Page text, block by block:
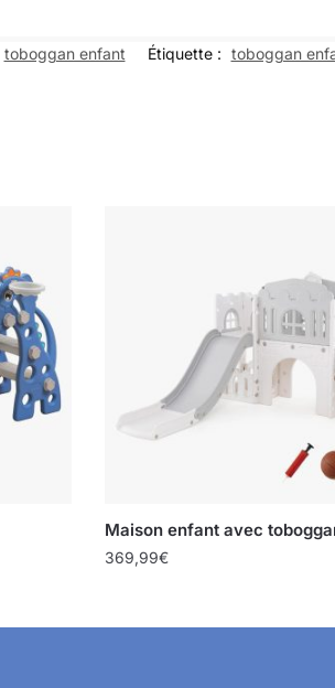
toboggan enfant Étiquette : toboggan
Maison enfant avec
369,99€